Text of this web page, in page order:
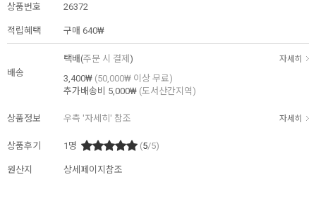
상품번호 26372
적립혜택 구매 640₩
배송
택배(주문 시 결제 ) 자세히
3,400₩ (50,000₩ 이상 무료)
추가배송비
5,000₩ (도서산간지역)
상품정보 우측 '자세히' 참조 자세히
상품후기 1 명 (5/5)
원산지 상세페이지참조